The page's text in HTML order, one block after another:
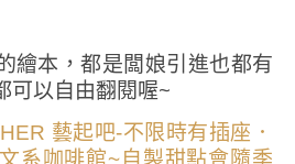
繪本，都是闆娘引進也都有
可以自由翻閱喔~